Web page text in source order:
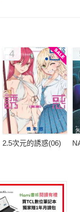
4
2.5次元的誘惑(06)